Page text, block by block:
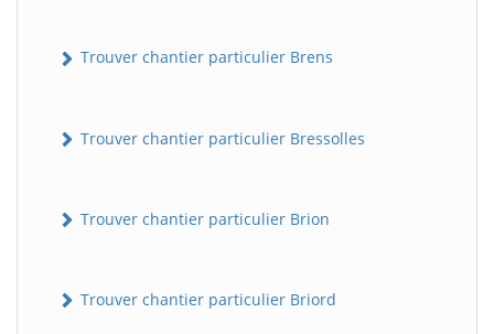
Trouver chantier particulier Brens
Trouver chantier particulier Bressolles
Trouver chantier particulier Brion
Trouver chantier particulier Briord